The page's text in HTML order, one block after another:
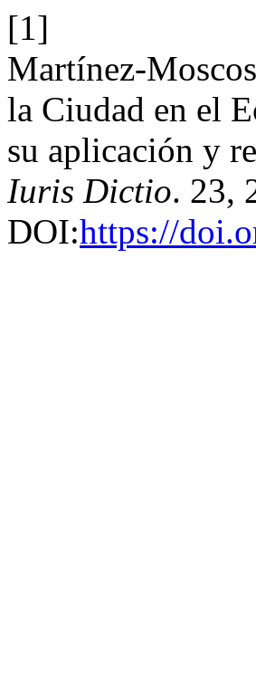
[1]
Martínez-
la Ciudad en el
su aplicación y
Iuris Dictio. 23,
DOI:https://